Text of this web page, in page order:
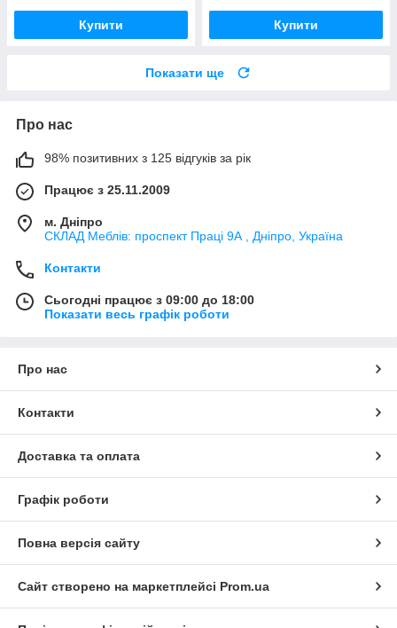
Купити Купити
Показати ще
Про нас
98% позитивних з 125 відгуків за рік
Працює з 25.11.2009
м. Дніпро
СКЛАД Меблів: проспект Праці 9А , Дніпро, Україна
Контакти
Сьогодні працює з 09:00 до 18:00
Показати весь графік роботи
Про нас
Контакти
Доставка та оплата
Графік роботи
Повна версія сайту
Сайт створено на маркетплейсі Prom.ua